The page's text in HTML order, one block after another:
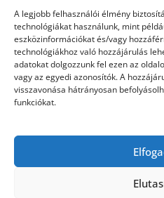
A legjobb felhasználói élmény
technológiákat használunk, mint
eszközinformációkat és/vagy
technológiákhoz való hozzájárulás
adatokat dolgozzunk fel ezen az
vagy az egyedi azonosítók. A
visszavonása hátrányosan
funkciókat.
Ingatlan
Művészetek és szórakozás
Múzeumok
Szolgáltatás
Szórakozás
Webáruház